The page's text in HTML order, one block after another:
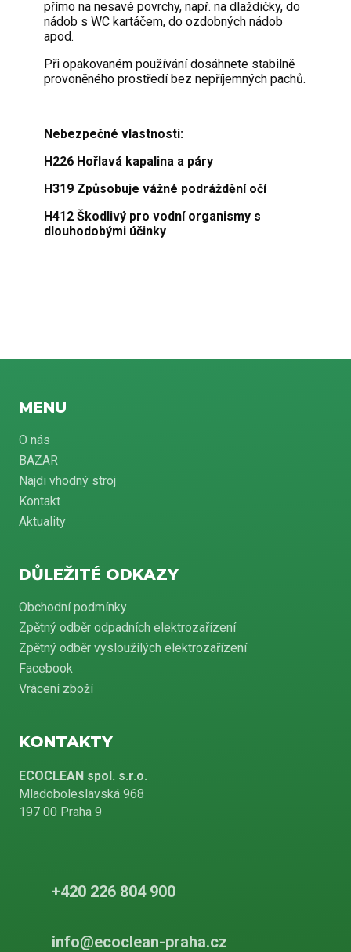
přímo na nesavé povrchy, např. na dlaždičky, do
nádob s WC kartáčem, do ozdobných nádob
apod.
Při opakovaném používání dosáhnete stabilně
provoněného prostředí bez nepříjemných pachů.
Nebezpečné vlastnosti:
H226 Hořlavá kapalina a páry
H319 Způsobuje vážné podráždění očí
H412 Škodlivý pro vodní organismy s
dlouhodobými účinky
MENU
O nás
BAZAR
Najdi vhodný stroj
Kontakt
Aktuality
DŮLEŽITÉ ODKAZY
Obchodní podmínky
Zpětný odběr odpadních elektrozařízení
Zpětný odběr vysloužilých elektrozařízení
Facebook
Vrácení zboží
KONTAKTY
ECOCLEAN spol. s.r.o.
Mladoboleslavská 968
197 00 Praha 9
+420 226 804 900
info@ecoclean-praha.cz